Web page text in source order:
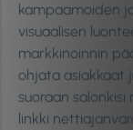
kampaamoiden
visuaalisen
markkinoinnin
ohjata asiakkaat
suoraan
linkki